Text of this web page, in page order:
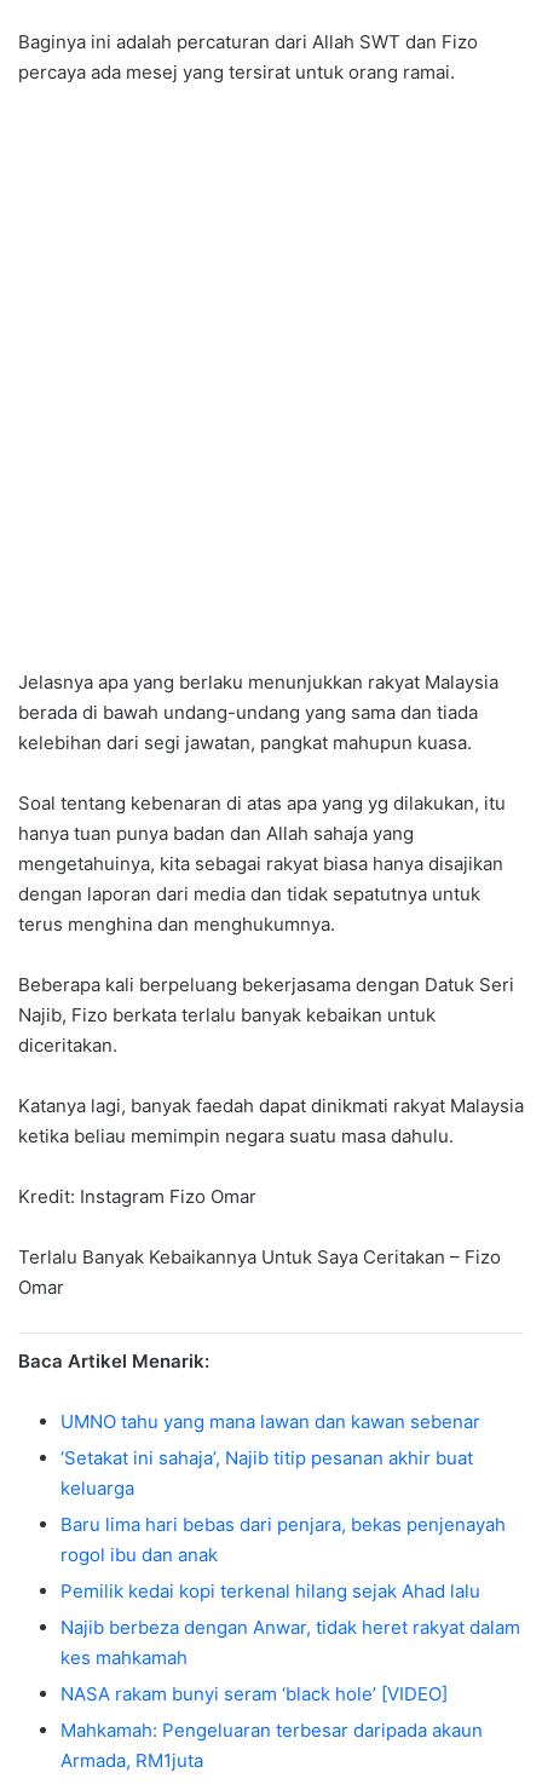
Baginya ini adalah percaturan dari Allah SWT dan Fizo
percaya ada mesej yang tersirat untuk orang ramai.
Jelasnya apa yang berlaku menunjukkan rakyat Malaysia
berada di bawah undang-undang yang sama dan tiada
kelebihan dari segi jawatan, pangkat mahupun kuasa.
Soal tentang kebenaran di atas apa yang yg dilakukan, itu
hanya tuan punya badan dan Allah sahaja yang
mengetahuinya, kita sebagai rakyat biasa hanya disajikan
dengan laporan dari media dan tidak sepatutnya untuk
terus menghina dan menghukumnya.
Beberapa kali berpeluang bekerjasama dengan Datuk Seri
Najib, Fizo berkata terlalu banyak kebaikan untuk
diceritakan.
Katanya lagi, banyak faedah dapat dinikmati rakyat Malaysia
ketika beliau memimpin negara suatu masa dahulu.
Kredit: Instagram Fizo Omar
Terlalu Banyak Kebaikannya Untuk Saya Ceritakan – Fizo
Omar
Baca Artikel Menarik:
UMNO tahu yang mana lawan dan kawan sebenar
‘Setakat ini sahaja’, Najib titip pesanan akhir buat
keluarga
Baru lima hari bebas dari penjara, bekas penjenayah
rogol ibu dan anak
Pemilik kedai kopi terkenal hilang sejak Ahad lalu
Najib berbeza dengan Anwar, tidak heret rakyat dalam
kes mahkamah
NASA rakam bunyi seram ‘black hole’ [VIDEO]
Mahkamah: Pengeluaran terbesar daripada akaun
Armada, RM1juta